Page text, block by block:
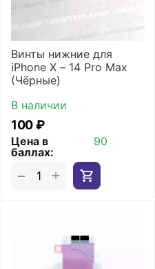
Винты нижние для
iPhone X – 14 Pro Max
(Чёрные)
В наличии
‍100‍₽
Цена в
баллах:
90
+
−